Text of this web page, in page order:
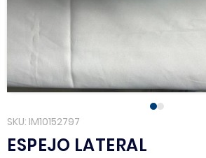
SKU IM10152797
ESPEJO LATERAL